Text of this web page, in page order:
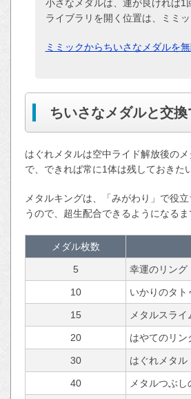
小さなメダルは、運が良ければ
ライブラリを開く位置は、ミミ
ミミックからちいさなメダルを
ちいさなメダルと交
はぐれメタルは空中ライド解放後の
で、できれば常に1体は残しておきた
メタルキングは、「みがわり」で役
うので、超生配合できるようになる
メダル枚数
5 幸運のリング
10 いかりのタト
15 メタルスライ
20 はやてのリン
30 はぐれメタル
40 メタルつぶし